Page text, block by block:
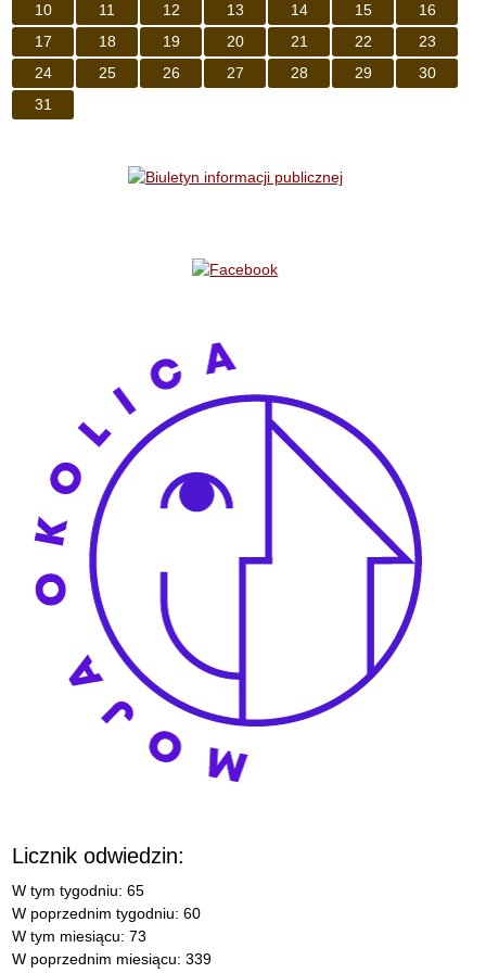
10
11 12 13 14 15
16
17
18 19 20 21 22
23
24
25 26 27 28 29
30
31
Bannery boczne
Licznik odwiedzin:
W tym tygodniu: 65
W poprzednim tygodniu: 60
W tym miesiącu: 73
W poprzednim miesiącu: 339